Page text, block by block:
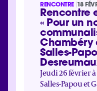
RENCONTRE 18
Rencontre
« Pour un
Chambéry
Salles-
Jeudi 26 février
Salles-Papou et